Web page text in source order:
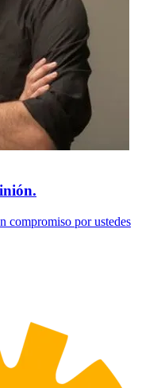
compromiso por ustedes